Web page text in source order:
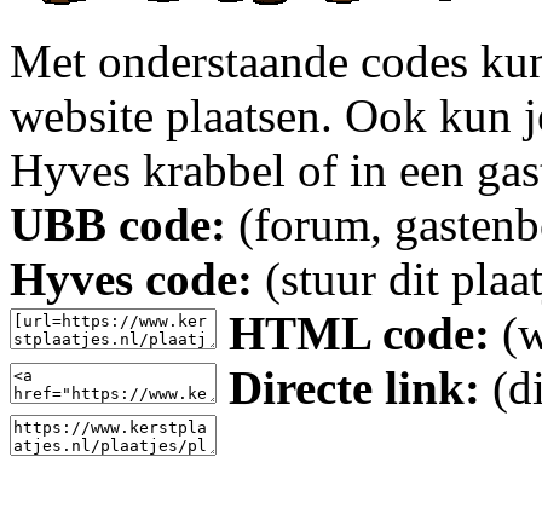
Met onderstaande codes
website plaatsen. Ook kun
Hyves krabbel of in een
UBB code: (forum,
Hyves code: (stuur dit
HTML code:
Directe link: